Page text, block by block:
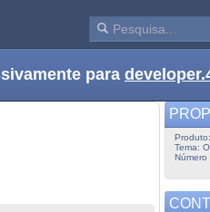
para
Tema:
Número